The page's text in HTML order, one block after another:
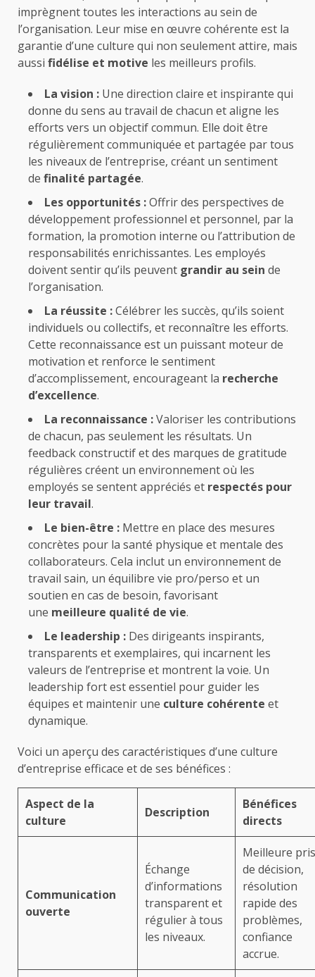
imprègnent toutes les interactions au sein de
l’organisation. Leur mise en œuvre cohérente est la
garantie d’une culture qui non seulement attire, mais
aussi fidélise et motive les meilleurs profils.
La vision : Une direction claire et inspirante qui
donne du sens au travail de chacun et aligne les
efforts vers un objectif commun. Elle doit être
régulièrement communiquée et partagée par tous
les niveaux de l’entreprise, créant un sentiment
de finalité partagée.
Les opportunités :Offrir des perspectives de
développement professionnel et personnel, par la
formation, la promotion interne ou l’attribution de
responsabilités enrichissantes. Les employés
doivent sentir qu’ils peuvent grandir au sein de
l’organisation.
La réussite :Célébrer les succès, qu’ils soient
individuels ou collectifs, et reconnaître les efforts.
Cette reconnaissance est un puissant moteur de
motivation et renforce le sentiment
d’accomplissement, encourageant la recherche
d’excellence.
La reconnaissance :Valoriser les contributions
de chacun, pas seulement les résultats. Un
feedback constructif et des marques de gratitude
régulières créent un environnement où les
employés se sentent appréciés et respectés pour
leur travail.
Le bien-être : Mettre en place des mesures
concrètes pour la santé physique et mentale des
collaborateurs. Cela inclut un environnement de
travail sain, un équilibre vie pro/perso et un
soutien en cas de besoin, favorisant
une meilleure qualité de vie.
Le leadership : Des dirigeants inspirants,
transparents et exemplaires, qui incarnent les
valeurs de l’entreprise et montrent la voie. Un
leadership fort est essentiel pour guider les
équipes et maintenir une culture cohérente et
dynamique.
Voici un aperçu des caractéristiques d’une culture
d’entreprise efficace et de ses bénéfices :
Aspect de la
culture
Description
Bénéfices
directs
Communication
ouverte
Échange
d’informations
transparent et
régulier à tous
les niveaux.
Meilleure
de décision,
résolution
rapide des
problèmes,
confiance
accrue.